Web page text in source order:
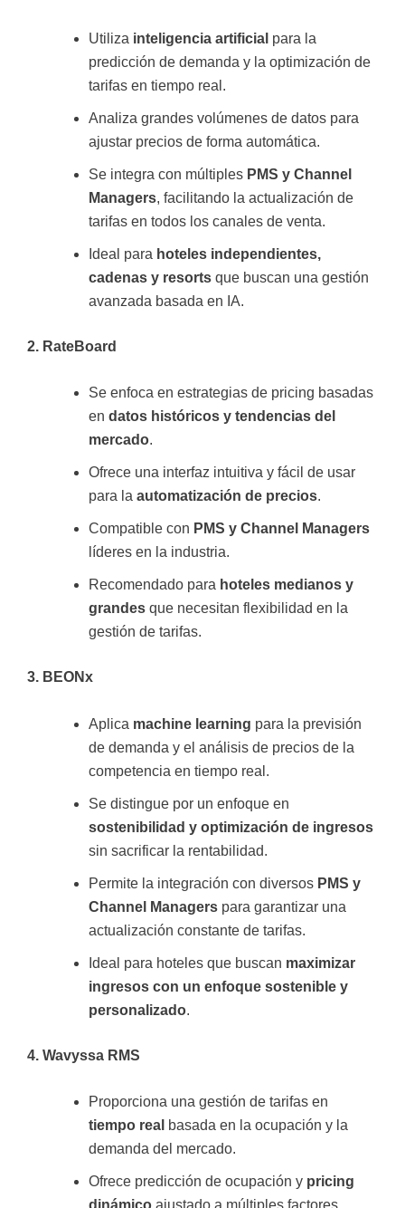
Utiliza inteligencia artificial para la
predicción de demanda y la optimización de
tarifas en tiempo real.
Analiza grandes volúmenes de datos para
ajustar precios de forma automática.
Se integra con múltiples PMS y Channel
Managers, facilitando la actualización de
tarifas en todos los canales de venta.
Ideal para hoteles independientes,
cadenas y resorts que buscan una gestión
avanzada basada en IA.
2. RateBoard
Se enfoca en estrategias de pricing basadas
en datos históricos y tendencias del
mercado.
Ofrece una interfaz intuitiva y fácil de usar
para la automatización de precios.
Compatible con PMS y Channel Managers
líderes en la industria.
Recomendado para hoteles medianos y
grandes que necesitan flexibilidad en la
gestión de tarifas.
3. BEONx
Aplica machine learning para la previsión
de demanda y el análisis de precios de la
competencia en tiempo real.
Se distingue por un enfoque en
sostenibilidad y optimización de ingresos
sin sacrificar la rentabilidad.
Permite la integración con diversos PMS y
Channel Managers para garantizar una
actualización constante de tarifas.
Ideal para hoteles que buscan maximizar
ingresos con un enfoque sostenible y
personalizado.
4. Wavyssa RMS
Proporciona una gestión de tarifas en
tiempo real basada en la ocupación y la
demanda del mercado.
Ofrece predicción de ocupación y pricing